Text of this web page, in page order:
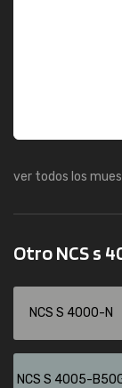
ver todos los
Otro NCS s
NCS S 4000-N
NCS S 4005-